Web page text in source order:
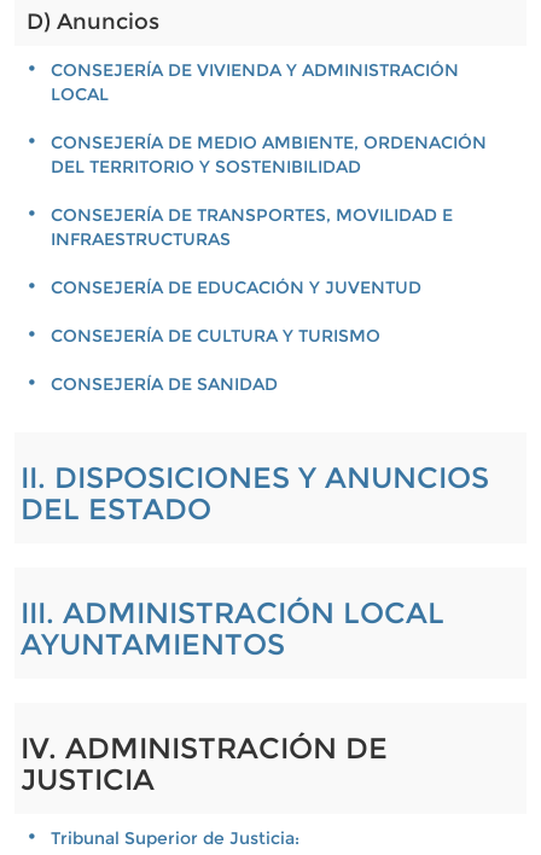
D) Anuncios
CONSEJERÍA DE VIVIENDA Y ADMINISTRACIÓN
LOCAL
CONSEJERÍA DE MEDIO AMBIENTE, ORDENACIÓN
DEL TERRITORIO Y SOSTENIBILIDAD
CONSEJERÍA DE TRANSPORTES, MOVILIDAD E
INFRAESTRUCTURAS
CONSEJERÍA DE EDUCACIÓN Y JUVENTUD
CONSEJERÍA DE CULTURA Y TURISMO
CONSEJERÍA DE SANIDAD
II. DISPOSICIONES Y ANUNCIOS
DEL ESTADO
III. ADMINISTRACIÓN LOCAL
AYUNTAMIENTOS
IV. ADMINISTRACIÓN DE
JUSTICIA
Tribunal Superior de Justicia: